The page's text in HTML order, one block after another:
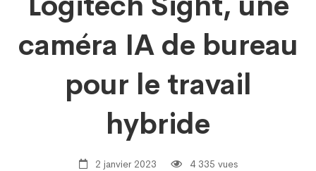
Sight,
une
caméra
caméra IA de bureau
pour le travail
hybride
2 janvier 2023 4 335 vues